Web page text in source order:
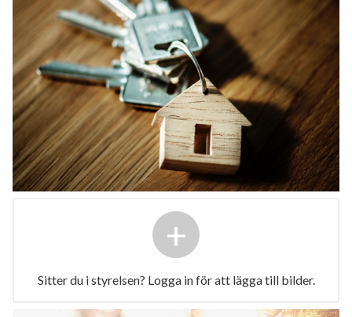
+
Sitter du i styrelsen? Logga in för att lägga till bilder.